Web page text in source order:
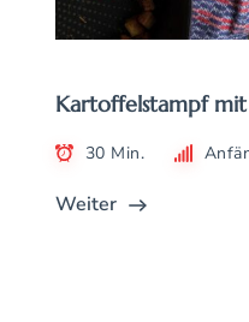
Kartoffelstampf
30 Min.
Weiter